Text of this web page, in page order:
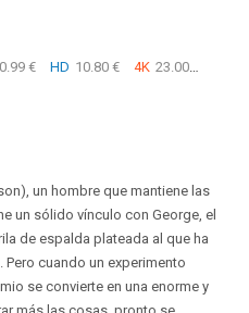
€ HD 10.80 € 4K 23.00 €
un hombre que mantiene las
un sólido vínculo con George, el
de espalda plateada al que ha
cuando un experimento
se convierte en una enorme y